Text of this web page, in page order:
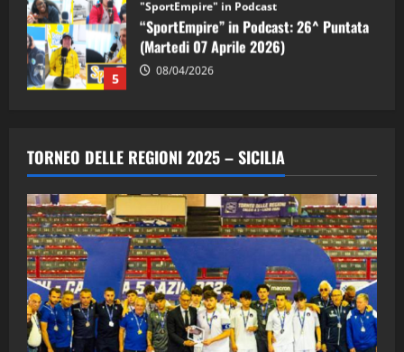
1
"SportEmpire" in Podcast
“SportEmpire” in Podcast: 30^ Puntata
(Martedi 05 Maggio 2026)
08/05/2026
2
“SportEmpire” in Podcast: 29^ Puntata
(Martedi 28 Aprile 2026)
3
"SportEmpire" in Podcast
“SportEmpire” in Podcast: 28^ Puntata
(Martedi 21 Aprile 2026)
21/04/2026
TORNEO DELLE REGIONI 2025 – SICILIA